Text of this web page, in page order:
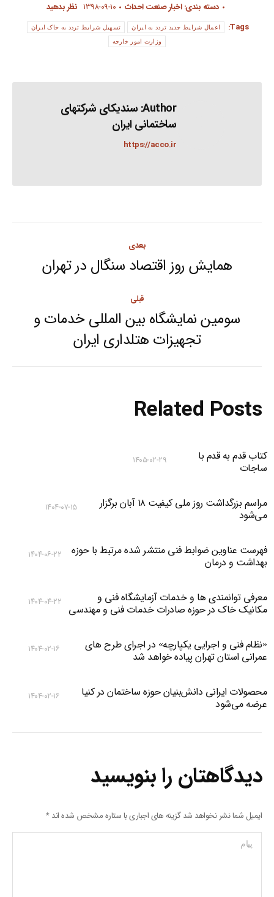
دسته بندی:اخبار صنعت احداث ۱۳۹۸-۰۹-۱۰ نظر بدهید
Tags:
اعمال شرایط جدید تردد به ایران تسهیل شرایط تردد به خاک ایران
وزارت امور خارجه
Author: سندیکای شرکتهای
ساختمانی ایران
https://acco.ir
navigation
قبلی
Previous
post:
سومین نمایشگاه بین المللی خدمات و
تجهیزات هتلداری ایران
بعدی
Next
همایش روز اقتصاد سنگال در تهران
Related Posts
کتاب قدم به قدم با
ساجات
۱۴۰۵-۰۲-۲۹
مراسم بزرگداشت روز ملی کیفیت ۱۸ آبان برگزار
می‌شود
۱۴۰۴-۰۷-۱۵
فهرست عناوین ضوابط فنی منتشر شده مرتبط با حوزه
بهداشت و درمان
۱۴۰۴-۰۶-۲۲
معرفی توانمندی ها و خدمات آزمایشگاه فنی و
مکانیک خاک در حوزه صادرات خدمات فنی و مهندسی
۱۴۰۴-۰۴-۲۲
«نظام فنی و اجرایی یکپارچه» در اجرای طرح های
عمرانی استان تهران پیاده خواهد شد
۱۴۰۴-۰۲-۱۶
محصولات ایرانی دانش‌بنیان‌ حوزه ساختمان در کنیا
عرضه می‌شود
۱۴۰۴-۰۲-۱۶
دیدگاهتان را بنویسید
ایمیل شما نشر نخواهد شد گزینه های اجباری با ستاره مشخص شده اند*
پیام